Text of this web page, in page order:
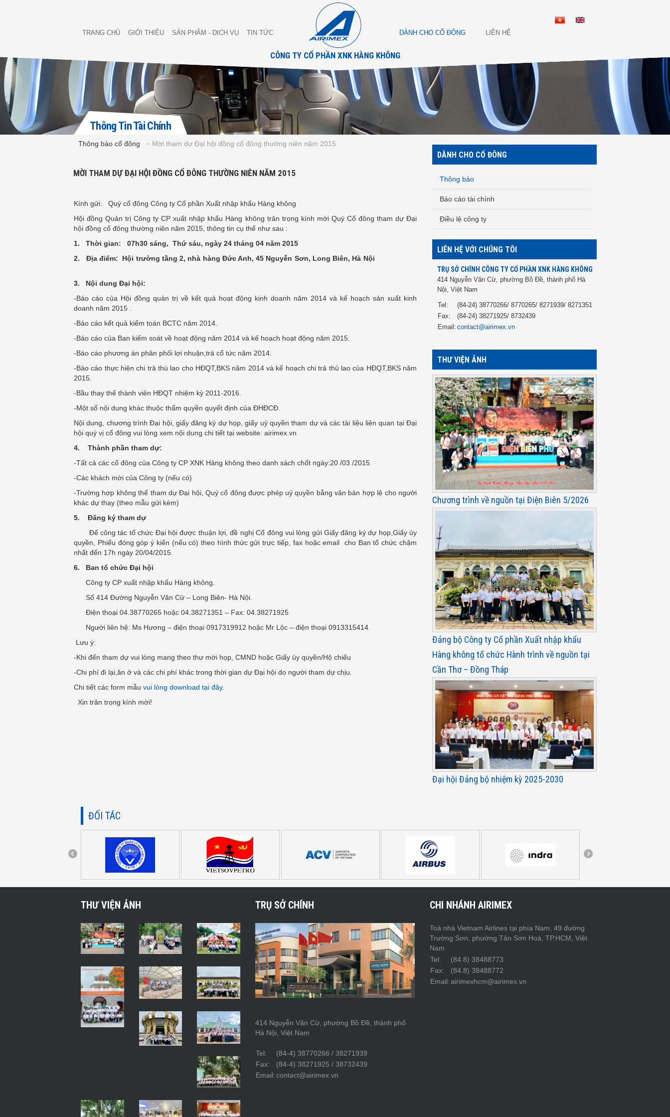
CÔNG TY CỔ PHẦN XNK HÀNG KHÔNG
TRANG CHỦ GIỚI THIỆU SẢN PHẨM - DỊCH VỤ TIN TỨC DÀNH CHO CỔ ĐÔNG LIÊN HỆ
Thông Tin Tài Chính
Thông báo cổ đông Mời tham dự Đại hội đồng cổ đông thường niên năm 2015
MỜI THAM DỰ ĐẠI HỘI ĐỒNG CỔ ĐÔNG THƯỜNG NIÊN NĂM 2015
Kính gửi: Quý cổ đông Công ty Cổ phần Xuất nhập khẩu Hàng không
Hội đồng Quản trị Công ty CP xuất nhập khẩu Hàng không trân trọng kính mời Quý Cổ đông tham dự Đại
hội đồng cổ đông thường niên năm 2015, thông tin cụ thể như sau :
1. Thời gian: 07h30 sáng, Thứ sáu, ngày 24 tháng 04 năm 2015
2. Địa điểm: Hội trường tầng 2, nhà hàng Đức Anh, 45 Nguyễn Sơn, Long Biên, Hà Nội
3. Nội dung Đại hội:
-Báo cáo của Hội đồng quản trị về kết quả hoạt động kinh doanh năm 2014 và kế hoạch sản xuất kinh
doanh năm 2015 .
-Báo cáo kết quả kiểm toán BCTC năm 2014.
-Báo cáo của Ban kiểm soát về hoạt động năm 2014 và kế hoạch hoạt động năm 2015.
-Báo cáo phương án phân phối lợi nhuận,trả cổ tức năm 2014.
-Báo cáo thực hiện chi trả thù lao cho HĐQT,BKS năm 2014 và kế hoạch chi trả thù lao của HĐQT,BKS năm
2015.
-Bầu thay thế thành viên HĐQT nhiệm kỳ 2011-2016.
-Một số nội dung khác thuộc thẩm quyền quyết định của ĐHĐCĐ.
Nội dung, chương trình Đại hội, giấy đăng ký dự họp, giấy uỷ quyền tham dự và các tài liệu liên quan tại Đại
hội quý vị cổ đông vui lòng xem nội dung chi tiết tại website: airimex.vn
4. Thành phần tham dự:
-Tất cả các cổ đông của Công ty CP XNK Hàng không theo danh sách chốt ngày:20 /03 /2015
-Các khách mời của Công ty (nếu có)
-Trường hợp không thể tham dự Đại hội, Quý cổ đông được phép uỷ quyền bằng văn bản hợp lệ cho người
khác dự thay (theo mẫu gửi kèm)
5. Đăng ký tham dự
Để công tác tổ chức Đại hội được thuận lợi, đề nghị Cổ đông vui lòng gửi Giấy đăng ký dự họp,Giấy ủy
quyền, Phiếu đóng góp ý kiến (nếu có) theo hình thức gửi trực tiếp, fax hoặc email cho Ban tổ chức chậm
nhất đến 17h ngày 20/04/2015.
6. Ban tổ chức Đại hội
Công ty CP xuất nhập khẩu Hàng không.
Số 414 Đường Nguyễn Văn Cừ – Long Biên- Hà Nội.
Điện thoại 04.38770265 hoặc 04.38271351 – Fax: 04.38271925
Người liên hệ: Ms Hương – điện thoại 0917319912 hoặc Mr Lộc – điện thoại 0913315414
Lưu ý:
-Khi đến tham dự vui lòng mang theo thư mời họp, CMND hoặc Giấy ủy quyền/Hộ chiếu
-Chi phí đi lại,ăn ở và các chi phí khác trong thời gian dự Đại hội do người tham dự chịu.
Chi tiết các form mẫu vui lòng download tại đây.
Xin trân trọng kính mời!
DÀNH CHO CỔ ĐÔNG
Thông báo
Báo cáo tài chính
Điều lệ công ty
LIÊN HỆ VỚI CHÚNG TÔI
TRỤ SỞ CHÍNH CÔNG TY CỔ PHẦN XNK HÀNG KHÔNG
414 Nguyễn Văn Cừ, phường Bồ Đề, thành phố Hà
Nội, Việt Nam
Tel:
(84-24) 38770266/ 8770265/ 8271939/ 8271351
Fax:
(84-24) 38271925/ 8732439
Email: contact@airimex.vn
THƯ VIỆN ẢNH
Chương trình về nguồn tại Điện Biên 5/2026
Đảng bộ Công ty Cổ phần Xuất nhập khẩu
Hàng không tổ chức Hành trình về nguồn tại
Cần Thơ – Đồng Tháp
Đại hội Đảng bộ nhiệm kỳ 2025-2030
ĐỐI TÁC
THƯ VIỆN ẢNH TRỤ SỞ CHÍNH
414 Nguyễn Văn Cừ, phường Bồ Đề, thành phố
Hà Nội, Việt Nam
Tel:
(84-4) 38770266 / 38271939
Fax:
(84-4) 38271925 / 38732439
Email:contact@airimex.vn
CHI NHÁNH AIRIMEX
Toà nhà Vietnam Airlines tại phía Nam, 49 đường
Trường Sơn, phường Tân Sơn Hoà, TP.HCM, Việt
Nam
Tel:
(84.8) 38488773
Fax:
(84.8) 38488772
Email:airimexhcm@airimex.vn